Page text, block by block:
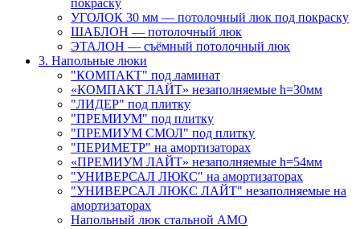
покраску
УГОЛОК 30 мм — потолочный люк под покраску
ШАБЛОН — потолочный люк
ЭТАЛОН — съёмный потолочный люк
3. Напольные люки
"КОМПАКТ" под ламинат
«КОМПАКТ ЛАЙТ» незаполняемые h=30мм
"ЛИДЕР" под плитку
"ПРЕМИУМ" под плитку
"ПРЕМИУМ СМОЛ" под плитку
"ПЕРИМЕТР" на амортизаторах
«ПРЕМИУМ ЛАЙТ» незаполняемые h=54мм
"УНИВЕРСАЛ ЛЮКС" на амортизаторах
"УНИВЕРСАЛ ЛЮКС ЛАЙТ" незаполняемые на
амортизаторах
Напольный люк стальной АМО